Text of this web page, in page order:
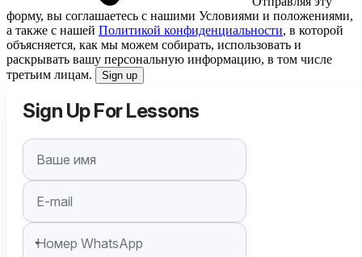
форму, вы соглашаетесь с нашими Условиями и положениями,
а также с нашей Политикой конфиденциальности, в которой
объясняется, как мы можем собирать, использовать и
раскрывать вашу персональную информацию, в том числе
третьим лицам.
Sign up
Sign Up For Lessons